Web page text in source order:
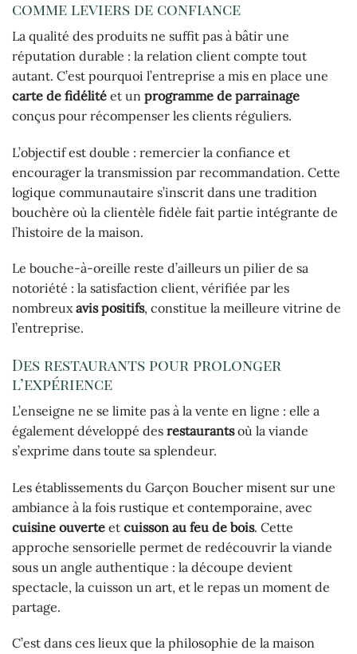
comme leviers de confiance
La qualité des produits ne suffit pas à bâtir une
réputation durable : la relation client compte tout
autant. C’est pourquoi l’entreprise a mis en place une
carte de fidélité et un programme de parrainage
conçus pour récompenser les clients réguliers.
L’objectif est double : remercier la confiance et
encourager la transmission par recommandation. Cette
logique communautaire s’inscrit dans une tradition
bouchère où la clientèle fidèle fait partie intégrante de
l’histoire de la maison.
Le bouche-à-oreille reste d’ailleurs un pilier de sa
notoriété : la satisfaction client, vérifiée par les
nombreuxavis positifs, constitue la meilleure vitrine de
l’entreprise.
Des restaurants pour prolonger
l’expérience
L’enseigne ne se limite pas à la vente en ligne : elle a
également développé des restaurantsoù la viande
s’exprime dans toute sa splendeur.
Les établissements du Garçon Boucher misent sur une
ambiance à la fois rustique et contemporaine, avec
cuisine ouverte et cuisson au feu de bois. Cette
approche sensorielle permet de redécouvrir la viande
sous un angle authentique : la découpe devient
spectacle, la cuisson un art, et le repas un moment de
partage.
C’est dans ces lieux que la philosophie de la maison